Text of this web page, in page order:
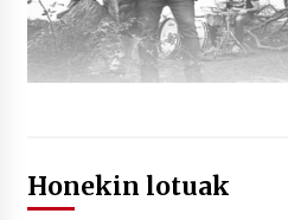
Honekin lotuak